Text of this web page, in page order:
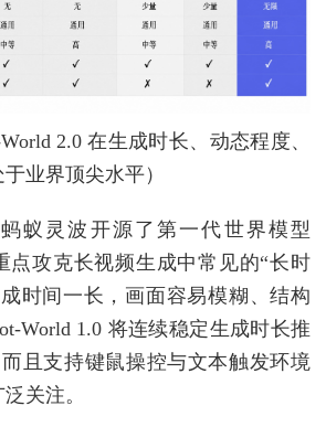
2.0 在生成时长、动态程度、
业界顶尖水平）
蚁灵波开源了第一代世界模型
点攻克长视频生成中常见的“长时
时间一长，画面容易模糊、结构
World 1.0 将连续稳定生成时长推
且支持键鼠操控与文本触发环境
关注。